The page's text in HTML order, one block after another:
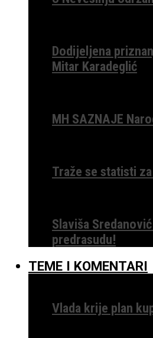
Dodijeljena
Mitar Karadeglić
MH SAZNAJE
Traže se statisti
Slaviša
predrasudu!
TEME I KOMENTARI
Vlada krije plan